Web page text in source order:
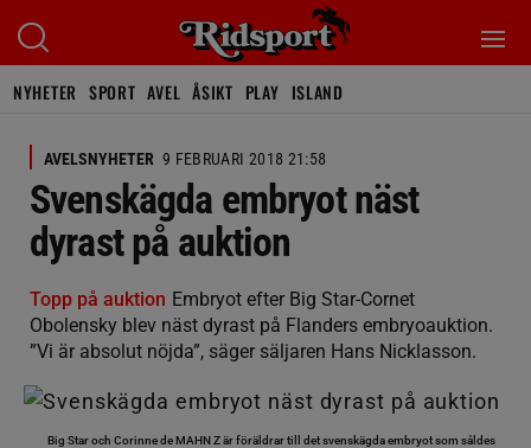
NYHETER SPORT AVEL ÅSIKT PLAY ISLAND
AVELSNYHETER 9 FEBRUARI 2018 21:58
Svenskägda embryot näst
dyrast på auktion
Topp på auktion Embryot efter Big Star-Cornet
Obolensky blev näst dyrast på Flanders embryoauktion.
”Vi är absolut nöjda”, säger säljaren Hans Nicklasson.
Big Star och Corinne de MAHN Z är föräldrar till det svenskägda embryot som såldes